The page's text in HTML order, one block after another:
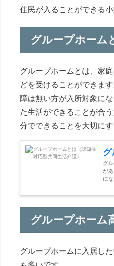
住民が入ることができる
グループホーム
グループホームとは、家
どを受けることができま
障は無い方が入所対象に
た生活ができることが合
分でできることを大切に
グ
グ
が
に
グループホーム
グループホームに入居し
も多いです。